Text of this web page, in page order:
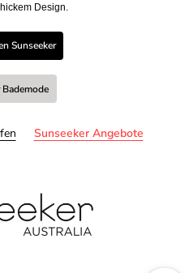
Design.
Sunseeker
Bademode
Sunseeker Angebote